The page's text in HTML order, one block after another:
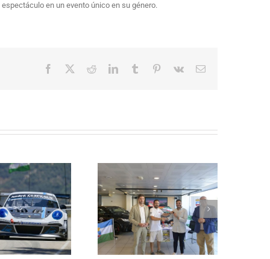
en un evento único en su género.
Facebook RedditLinkedInTumblr Pinterest
Vk
Correo
La Subida al Cerro de los
– Lanjarón 2026 se
con lleno absoluto de
y el reto de revalidar su
condición de mejor prueba
andaluza de montaña